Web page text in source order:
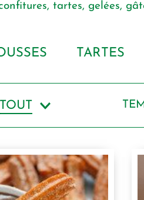
tartes, gelées,
TARTES
TOUT